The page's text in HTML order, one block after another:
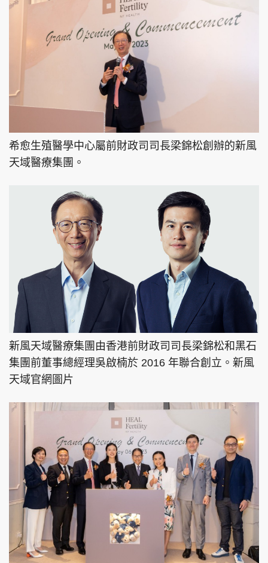
希愈生殖醫學中心屬前財政司司長梁錦松創辦的新風
天域醫療集團。
新風天域醫療集團由香港前財政司司長梁錦松和黑石
集團前董事總經理吳啟楠於 2016 年聯合創立。新風
天域官網圖片